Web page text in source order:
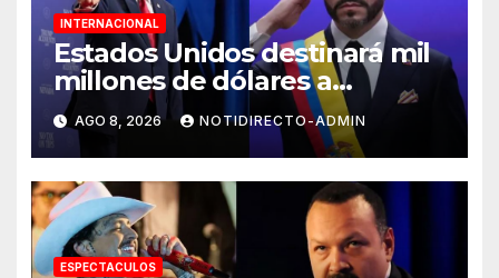
INTERNACIONAL
Estados Unidos destinará mil
millones de dólares a
Colombia para reforzar
seguridad
AGO 8, 2026 NOTIDIRECTO-ADMIN
ESPECTACULOS